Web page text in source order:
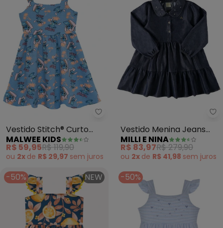
Malwee Kids - Vestido Stitch®
Vestido Stitch® Curto
Godê (Azul)
MALWEE KIDS
R$ 59,95R$ 119,90
ou 2x de R$ 29,97 sem juros
Vestido Menina Jeans
Leve Pérolas (Azul)
MILLI E NINA
R$ 83,97R$ 279,90
ou 2x de R$ 41,98 sem juros
-50% NEW -50%